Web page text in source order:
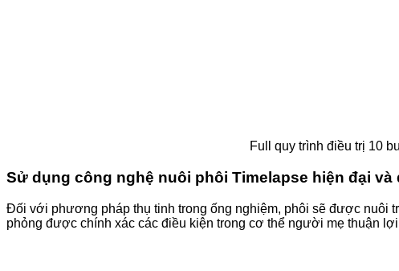
Full quy trình điều trị 10
Sử dụng công nghệ nuôi phôi Timelapse hiện đại
Đối với phương pháp thụ tinh trong ống nghiệm, phôi sẽ được nuôi
phỏng được chính xác các điều kiện trong cơ thể người mẹ thuận